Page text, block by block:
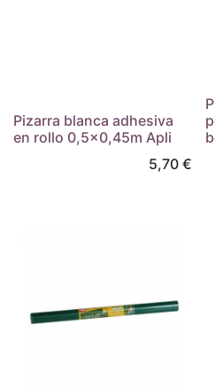
Pizarra blanca adhesiva
en rollo 0,5x0,45m Apli
5,70€